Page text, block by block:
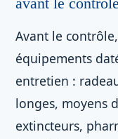
avant le
Avant le
équipements
entretien :
longes, moyens
extincteurs,